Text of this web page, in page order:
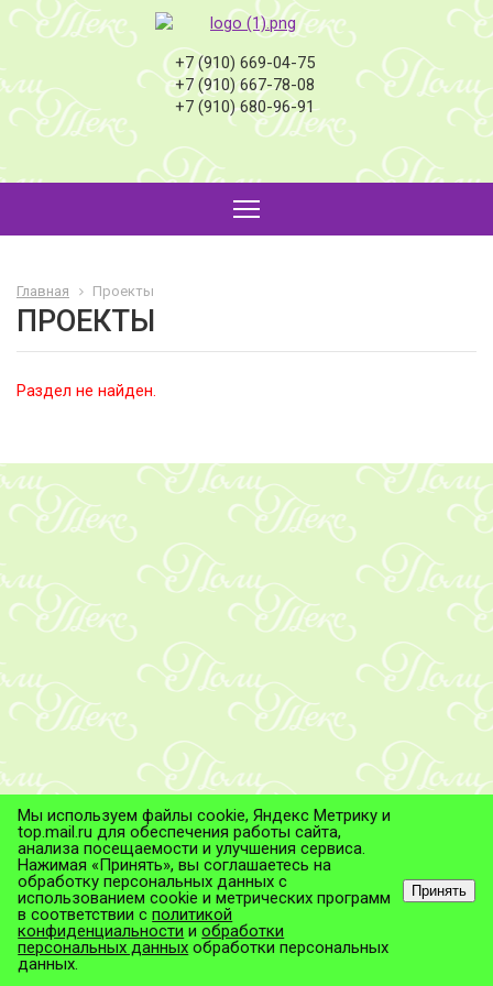
+7 (910) 669-04-75
+7 (910) 667-78-08
+7 (910) 680-96-91
Главная Проекты
ПРОЕКТЫ
Раздел не найден.
© ТД "ПолиТекс", 2026
Все права защищены.
Мы используем файлы cookie, Яндекс Метрику и
top.mail.ru для обеспечения работы сайта,
анализа посещаемости и улучшения сервиса.
Нажимая «Принять», вы соглашаетесь на
обработку персональных данных с
использованием cookie и метрических программ
в соответствии сполитикой
конфиденциальности иобработки
персональных данных обработки персональных
данных.
Принять